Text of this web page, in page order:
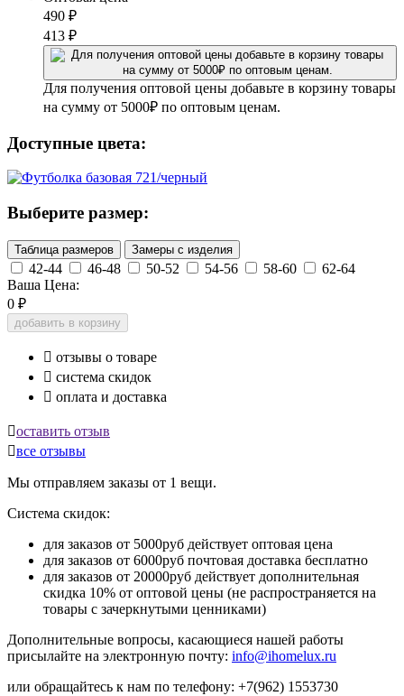
490 ₽
413 ₽
Для получения оптовой цены добавьте в корзину товары
на сумму от 5000₽ по оптовым ценам.
Доступные цвета:
Выберите размер:
Таблица размеров Замеры с изделия
42-44 46-48 50-52 54-56 58-60
62-64
Ваша Цена:
0 ₽
добавить в корзину
 отзывы о товаре
 система скидок
 оплата и доставка
оставить отзыв
все отзывы
Мы отправляем заказы от 1 вещи.
Система скидок:
для заказов от 5000руб действует оптовая цена
для заказов от 6000руб почтовая доставка бесплатно
для заказов от 20000руб действует дополнительная
скидка 10% от оптовой цены (не распространяется на
товары с зачеркнутыми ценниками)
Дополнительные вопросы, касающиеся нашей работы
присылайте на электронную почту: info@ihomelux.ru
или обращайтесь к нам по телефону: +7(962) 1553730